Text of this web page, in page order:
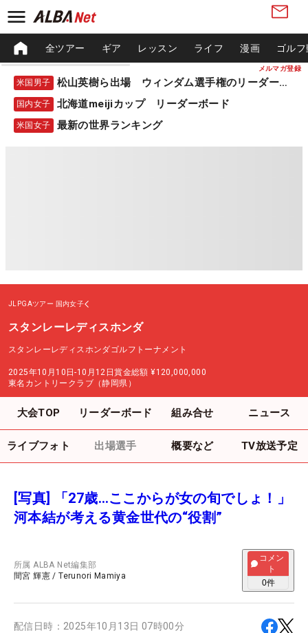
メルマガ登録
全ツアー ギア レッスン ライフ 漫画 ゴル
米国男子 松山英樹ら出場 ウィンダム選手権のリーダーボード
国内女子 北海道meijiカップ リーダーボード
米国女子 最新の世界ランキング
JLPGAツアー 国内女子
スタンレーレディスホンダ
スタンレーレディスホンダゴルフトーナメント
2025年10月10日-10月12日賞金総額 ¥120,000,000
東名カントリークラブ（静岡県）
大会TOP リーダーボード 組み合せ ニュース
ライブフォト 出場選手 概要など TV放送予定
[写真] 「27歳…ここからが女の旬でしょ！」
河本結が考える黄金世代の“役割”
所属ALBA Net編集部
間宮 輝憲 /Terunori Mamiya
コメン
ト
0件
配信日時： 2025年10月13日 07時00分